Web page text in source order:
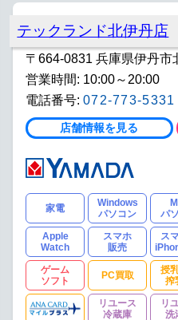
テックランド北伊丹店
〒664-0831 兵庫県伊丹市
営業時間: 10:00～20:00
電話番号: 072-773-5331
店舗情報を見る
家電
Windows
パソコン
パ
Apple
Watch
スマホ
販売
ス
ゲーム
ソフト
PC買取
授
搾
リユース
冷蔵庫
リ
洗